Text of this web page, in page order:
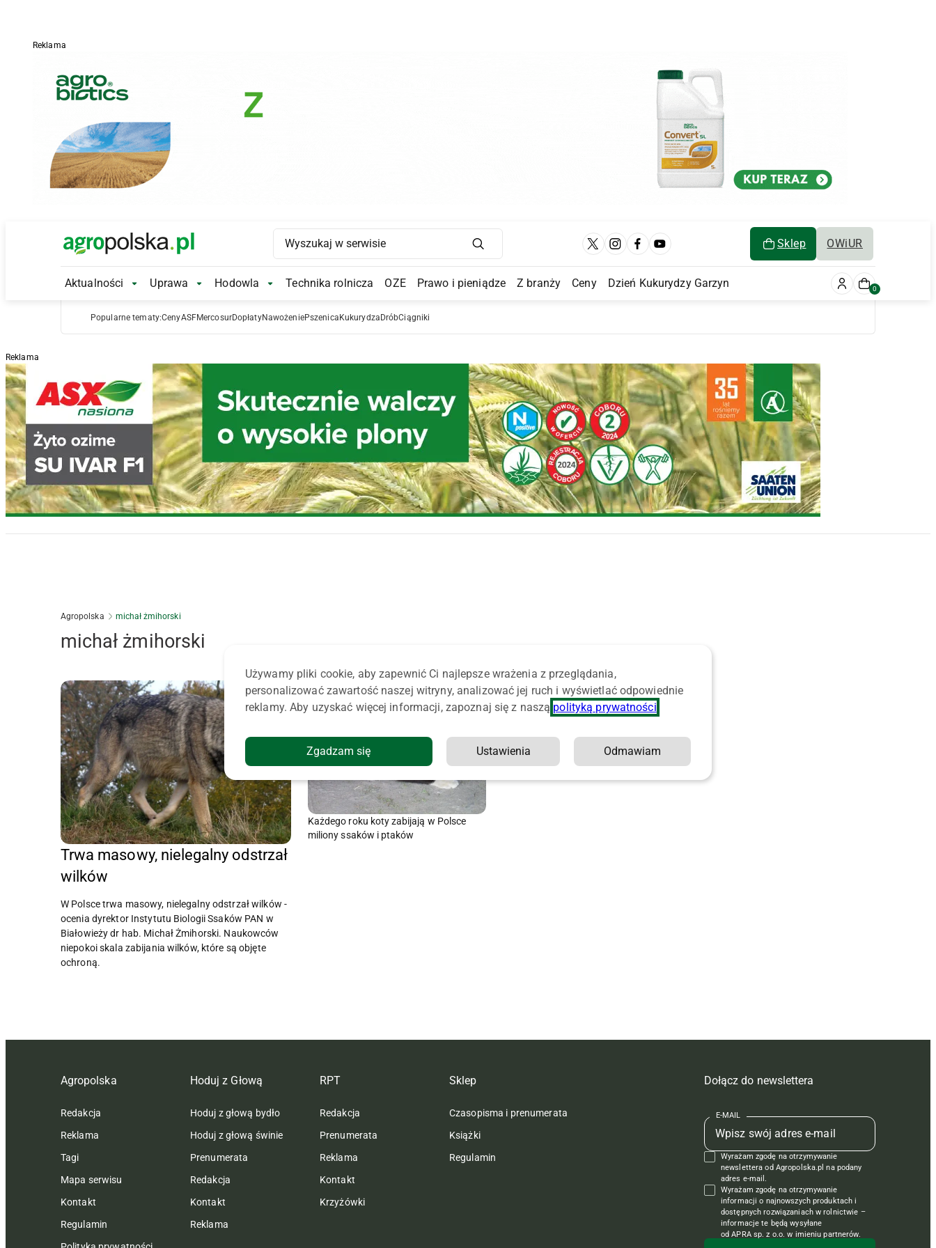
Reklama
Main Logo Sklep OWiUR
Main Navigation
Aktualności Aktualności Submenu
Uprawa Uprawa Submenu
Hodowla Hodowla Submenu
Technika rolnicza OZE Prawo i pieniądze Z branży Ceny Dzień Kukurydzy Garzyn 0
Popularne tematy:CenyASFMercosurDopłatyNawożeniePszenica Kukurydza DróbCiągniki
Reklama
Agropolska michał żmihorski
michał żmihorski
Trwa masowy, nielegalny odstrzał
wilków
W Polsce trwa masowy, nielegalny odstrzał wilków -
ocenia dyrektor Instytutu Biologii Ssaków PAN w
Białowieży dr hab. Michał Żmihorski. Naukowców
niepokoi skala zabijania wilków, które są objęte
ochroną.
Każdego roku koty zabijają w Polsce
miliony ssaków i ptaków
Agropolska
Redakcja
Reklama
Tagi
Mapa serwisu
Kontakt
Regulamin
Hoduj z Głową
Hoduj z głową bydło
Hoduj z głową świnie
Prenumerata
Redakcja
Kontakt
Reklama
RPT
Redakcja
Prenumerata
Reklama
Kontakt
Krzyżówki
Sklep
Czasopisma i prenumerata
Książki
Regulamin
Dołącz do newslettera
E-MAIL
Wyrażam zgodę na otrzymywanie
newslettera od Agropolska.pl na podany
adres e-mail.
Wyrażam zgodę na otrzymywanie
informacji o najnowszych produktach i
dostępnych rozwiązaniach w rolnictwie –
informacje te będą wysyłane
od APRA sp. z o.o. w imieniu partnerów.
Używamy pliki cookie, aby zapewnić Ci najlepsze wrażenia z przeglądania,
personalizować zawartość naszej witryny, analizować jej ruch i wyświetlać odpowiednie
reklamy. Aby uzyskać więcej informacji, zapoznaj się z naszą polityką prywatności
Zgadzam się Ustawienia Odmawiam